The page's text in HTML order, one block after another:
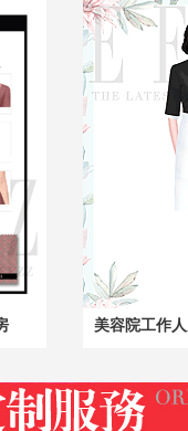
美容院工作